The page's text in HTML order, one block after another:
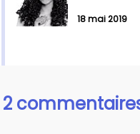
18 mai 2019
2